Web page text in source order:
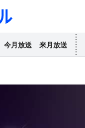
チャンネル2
今月放送 来月放送